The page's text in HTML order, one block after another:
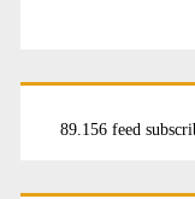
89.156 feed